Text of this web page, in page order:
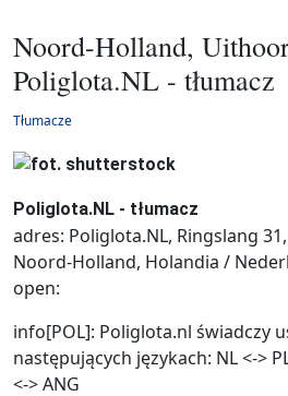
Noord-Holland,
Poliglota.NL - tłumacz
Tłumacze
Poliglota.NL - tłumacz
adres: Poliglota.NL, Ringslang
Noord-Holland, Holandia /
open:
info[POL]: Poliglota.nl świadczy
następujących językach: NL <->
<-> ANG